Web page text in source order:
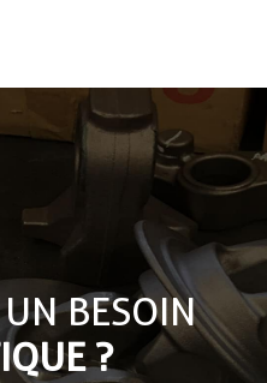
BESOIN
?